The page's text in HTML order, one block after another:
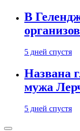
В
5 дней спустя
Названа
мужа
5 дней спустя